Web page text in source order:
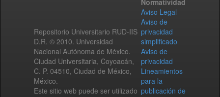
Repositorio Universitario RUD-IIS
D.R. © 2010. Universidad
Nacional Autónoma de México.
Ciudad Universitaria, Coyoacán,
C. P. 04510, Ciudad de México,
México.
Este sitio web puede ser utilizado
Normatividad
Aviso Legal
Aviso de
privacidad
simplificado
Aviso de
privacidad
Lineamientos
para la
publicación de